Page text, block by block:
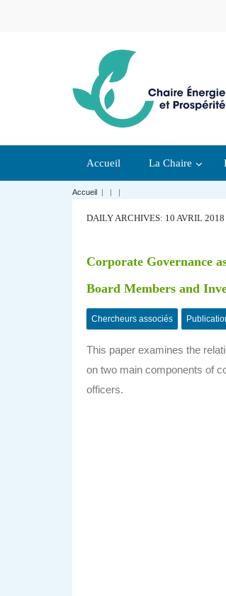
Accueil La Chaire
Accueil | | |
DAILY ARCHIVES: 10 AVRIL 2018
Corporate Governance
Board Members and
Chercheurs associés
This paper examines the
on two main components of
officers.